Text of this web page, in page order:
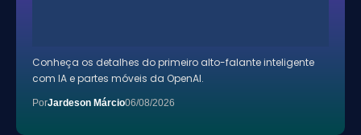
Conheça os detalhes do primeiro alto-falante inteligente
com IA e partes móveis da OpenAI.
PorJardeson Márcio06/08/2026